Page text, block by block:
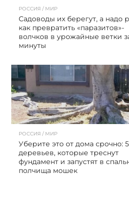
РОССИЯ / МИР
Садоводы их берегут, а надо
как превратить «паразитов»-
волчков в урожайные ветки
минуты
РОССИЯ / МИР
Уберите это от дома срочно: 5
деревьев, которые треснут
фундамент и запустят в
полчища мошек